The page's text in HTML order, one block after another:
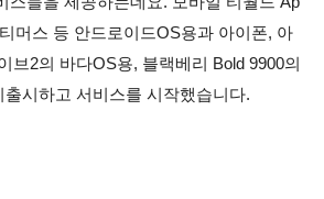
머스 등 안드로이드OS용과 아이폰, 아
브2의 바다OS용, 블랙베리 Bold 9900의
시하고 서비스를 시작했습니다.